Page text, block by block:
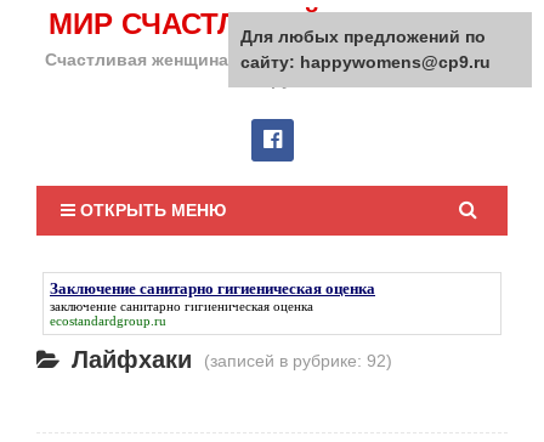
МИР СЧАСТЛИВОЙ ЖЕНЩИНЫ
Счастливая женщина сделает счастливым весь мир
ОТКРЫТЬ МЕНЮ
Заключение санитарно гигиеническая оценка
заключение санитарно гигиеническая оценка
ecostandardgroup.ru
Лайфхаки (записей в рубрике: 92)
Для любых предложений по
сайту: happywomens@cp9.ru